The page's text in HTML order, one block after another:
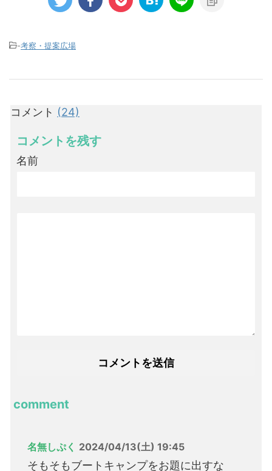
-考察・提案広場
コメント (24)
コメントを残す
名前
comment
名無しぷく 2024/04/13(土) 19:45
そもそもブートキャンプをお題に出すな